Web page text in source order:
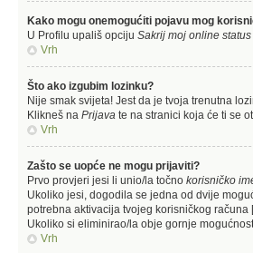
Kako mogu onemogućiti pojavu mog
U Profilu upališ opciju Sakrij moj online
Vrh
Što ako izgubim lozinku?
Nije smak svijeta! Jest da je tvoja trenutna
Klikneš na Prijava te na stranici koja će ti se
Vrh
Zašto se uopće ne mogu prijaviti?
Prvo provjeri jesi li unio/la točno korisničko
Ukoliko jesi, dogodila se jedna od dvije
potrebna aktivacija tvojeg korisničkog
Ukoliko si eliminirao/la obje gornje
Vrh